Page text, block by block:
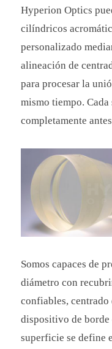
Hyperion Optics
cilíndricos
personalizado
alineación de
para procesar la
mismo tiempo.
completamente
Somos capaces de
diámetro con
confiables,
dispositivo de
superficie se define